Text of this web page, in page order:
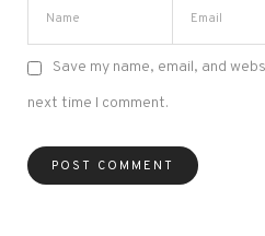
Save my name, email, and
next time I comment.